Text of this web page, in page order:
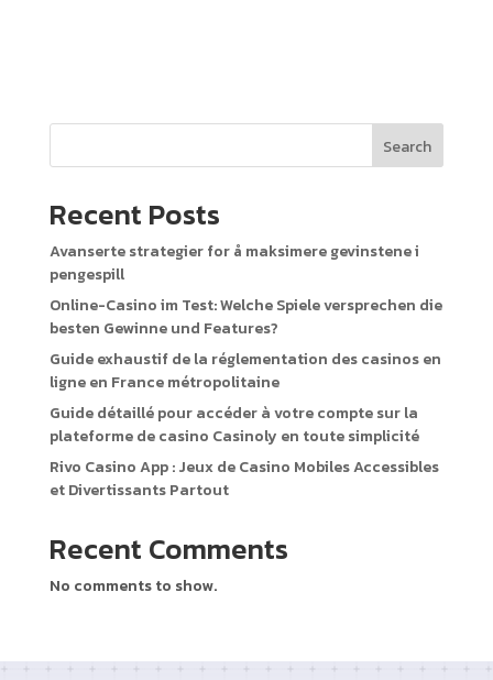
Search
Recent Posts
Avanserte strategier for å maksimere gevinstene i
pengespill
Online-Casino im Test: Welche Spiele versprechen die
besten Gewinne und Features?
Guide exhaustif de la réglementation des casinos en
ligne en France métropolitaine
Guide détaillé pour accéder à votre compte sur la
plateforme de casino Casinoly en toute simplicité
Rivo Casino App : Jeux de Casino Mobiles Accessibles
et Divertissants Partout
Recent Comments
No comments to show.